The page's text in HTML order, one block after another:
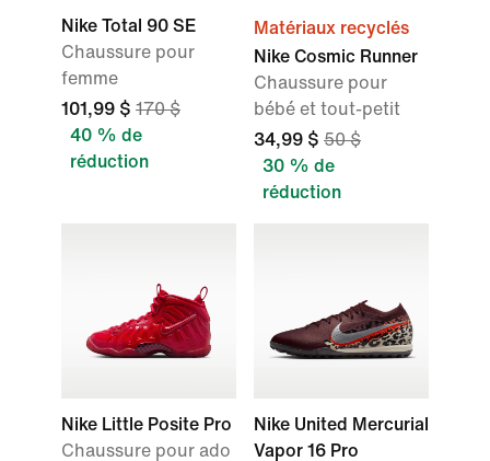
Nike Total 90 SE
Chaussure pour
femme
101,99 $ 170 $
40 % de
réduction
Matériaux recyclés
Nike Cosmic Runner
Chaussure pour
bébé et tout-petit
34,99 $ 50 $
30 % de
réduction
Nike Little Posite Pro
Chaussure pour ado
Nike United Mercurial
Vapor 16 Pro